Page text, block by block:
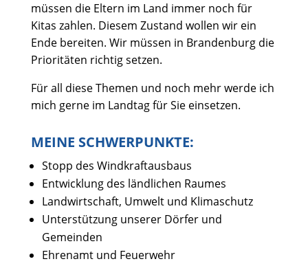
müssen die Eltern im Land immer noch für
Kitas zahlen. Diesem Zustand wollen wir ein
Ende bereiten. Wir müssen in Brandenburg die
Prioritäten richtig setzen.
Für all diese Themen und noch mehr werde ich
mich gerne im Landtag für Sie einsetzen.
MEINE SCHWERPUNKTE:
Stopp des Windkraftausbaus
Entwicklung des ländlichen Raumes
Landwirtschaft, Umwelt und Klimaschutz
Unterstützung unserer Dörfer und
Gemeinden
Ehrenamt und Feuerwehr